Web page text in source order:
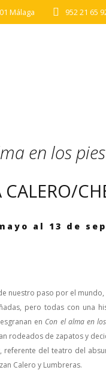
Málaga 952 21 65
en los pies
CALERO/
al 13 de
nuestro paso por el
pero todas con una
en Con el alma en
rodeados de zapatos y
referente del teatro del
Calero y Lumbreras.